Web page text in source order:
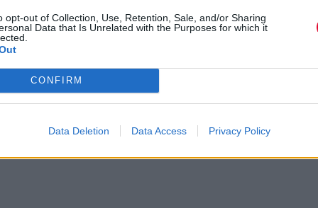
opt-out of Collection, Use, Retention, Sale, and/or Sharing
Data that Is Unrelated with the Purposes for which it
CONFIRM
Data Deletion Data Access Privacy Policy
Μουσικά Κύματα
2012 στη Νέα Μάκρη
H Αφροδίτη Μάνου
στις 3 Ιούλιου στην